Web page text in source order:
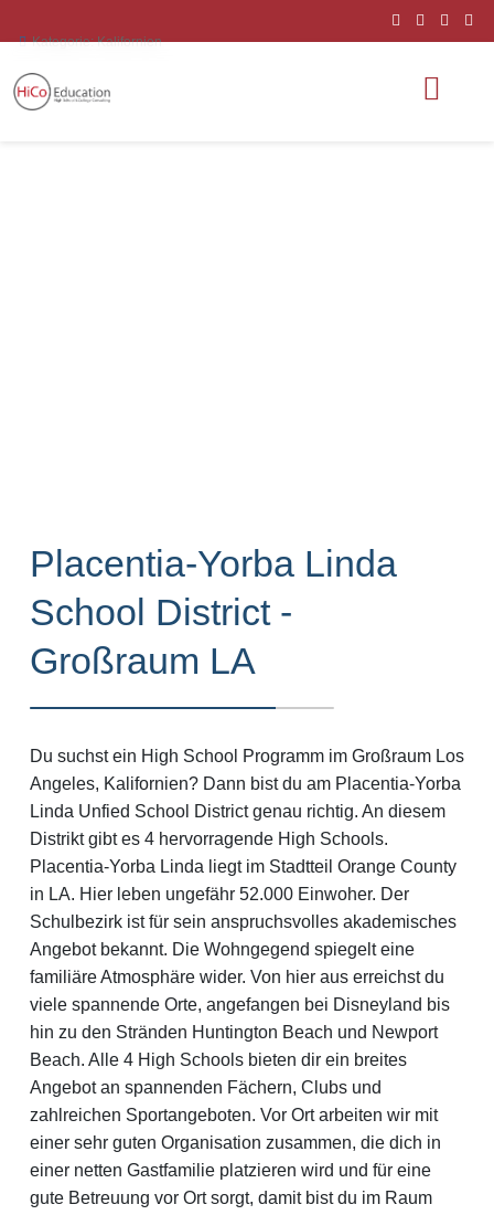
Kategorie:Kalifornien
Placentia-Yorba Linda
School District -
Großraum LA
Du suchst ein High School Programm im Großraum Los
Angeles, Kalifornien? Dann bist du am Placentia-Yorba
Linda Unfied School District genau richtig. An diesem
Distrikt gibt es 4 hervorragende High Schools.
Placentia-Yorba Linda liegt im Stadtteil Orange County
in LA. Hier leben ungefähr 52.000 Einwoher. Der
Schulbezirk ist für sein anspruchsvolles akademisches
Angebot bekannt. Die Wohngegend spiegelt eine
familiäre Atmosphäre wider. Von hier aus erreichst du
viele spannende Orte, angefangen bei Disneyland bis
hin zu den Stränden Huntington Beach und Newport
Beach. Alle 4 High Schools bieten dir ein breites
Angebot an spannenden Fächern, Clubs und
zahlreichen Sportangeboten. Vor Ort arbeiten wir mit
einer sehr guten Organisation zusammen, die dich in
einer netten Gastfamilie platzieren wird und für eine
gute Betreuung vor Ort sorgt, damit bist du im Raum